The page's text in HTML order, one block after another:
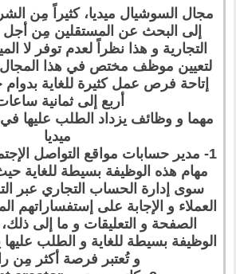
مجال السوشيال ميديا، كثيراً مِن
إلى البحث عن المستقلين مِن أجل
التجارية و هذا نظراً لعدم توفر لا
لتعيين موظف مختص في هذا المجال
إتاحة فرص عمل كثيرة للغاية بدوام
أربع إلى ثمانية
مهما و وظائف يزداد الطلب عليها
ميديا
1- مدير حسابات مواقع التواصل الإجتماعي Moderator
مهام هذه الوظيفة بسيطة للغاية
سوى إدارة الحساب التجاري عبر
العملاء و الإجابة على إستفساراتهم
الصفحة و التعليقات و ما إلى
الوظيفة بسيطة للغاية و الطلب عليها
و تُعتبر فرصة أكثر مِن